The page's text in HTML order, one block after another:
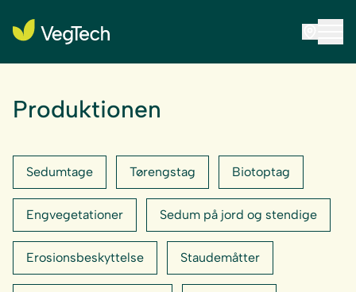
Produktionen
Sedumtage Tørengstag Biotoptag
Engvegetationer Sedum på jord og stendige
Erosionsbeskyttelse Staudemåtter